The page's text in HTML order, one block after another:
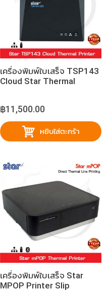
เครื่องพิมพ์ใบเสร็จ TSP143
Cloud Star Thermal
฿11,500.00
หยิบใส่ตะกร้า
เครื่องพิมพ์ใบเสร็จ Star
MPOP Printer Slip